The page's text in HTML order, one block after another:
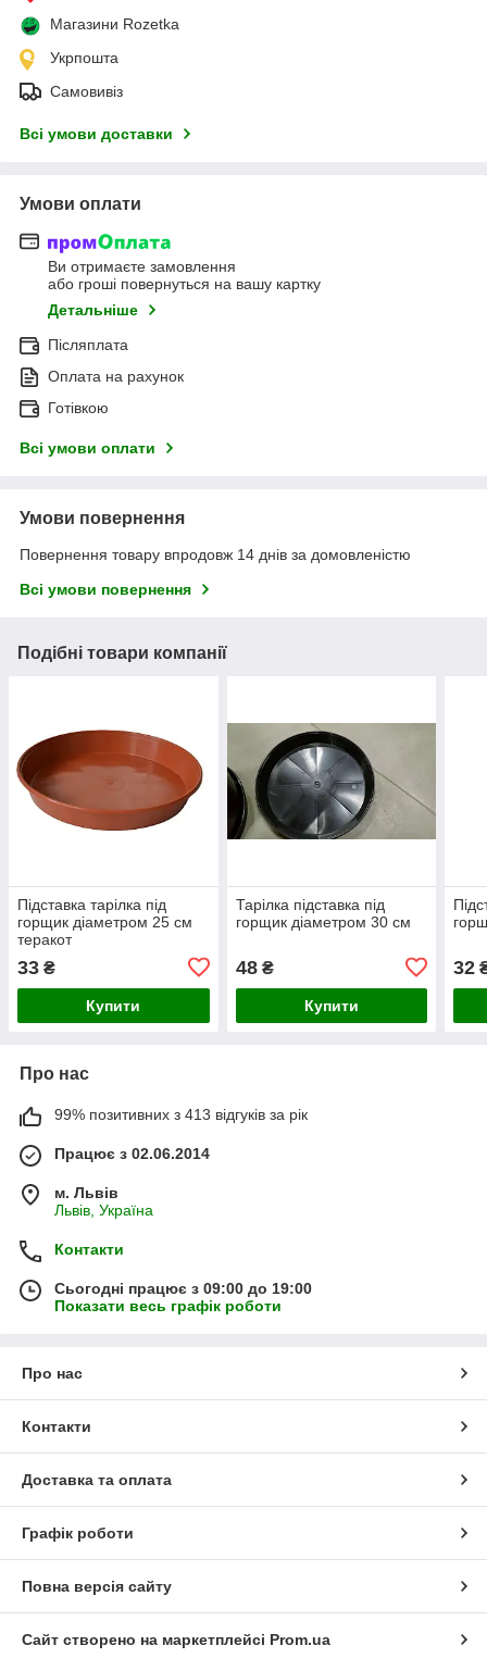
Магазини Rozetka
Укрпошта
Самовивіз
Всі умови доставки
Умови оплати
Ви отримаєте замовлення
або гроші повернуться на вашу картку
Детальніше
Післяплата
Оплата на рахунок
Готівкою
Всі умови оплати
Умови повернення
Повернення товару впродовж 14 днів за домовленістю
Всі умови повернення
Подібні товари компанії
Підставка тарілка під
горщик діаметром 25 см
теракот
33 ₴
Купити
Тарілка підставка під
горщик діаметром 30 см
48₴
Купити
32
Про нас
99% позитивних з 413 відгуків за рік
Працює з 02.06.2014
м. Львів
Львів, Україна
Контакти
Сьогодні працює з 09:00 до 19:00
Показати весь графік роботи
Про нас
Контакти
Доставка та оплата
Графік роботи
Повна версія сайту
Сайт створено на маркетплейсі Prom.ua